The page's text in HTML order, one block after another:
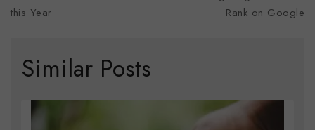
this Year
Rank on Google
Similar Posts